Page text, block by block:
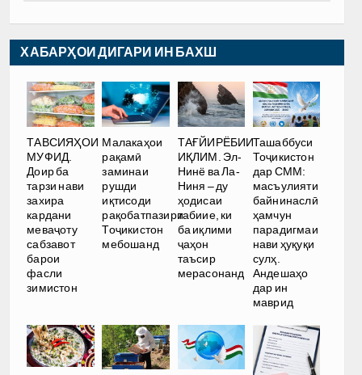
ХАБАРҲОИ ДИГАРИ ИН БАХШ
ТАВСИЯҲОИ
МУФИД.
Доир ба
тарзи нави
захира
кардани
меваҷоту
сабзавот
барои
фасли
зимистон
Малакаҳои
рақамӣ
заминаи
рушди
иқтисоди
рақобатпазири
Тоҷикистон
мебошанд
ТАҒЙИРЁБИИ
ИҚЛИМ. Эл-
Нинё ва Ла-
Ниня – ду
ҳодисаи
табиие, ки
ба иқлими
ҷаҳон
таъсир
мерасонанд
Ташаббуси
Тоҷикистон
дар СММ:
масъулияти
байнинаслӣ
ҳамчун
парадигмаи
нави ҳуқуқи
сулҳ.
Андешаҳо
дар ин
маврид